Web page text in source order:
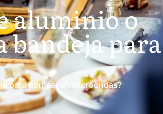
aluminio o
para
para hornear en microondas?